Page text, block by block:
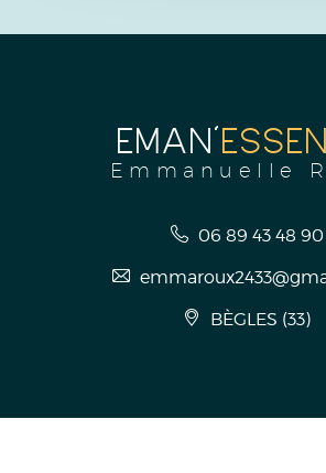
EMAN'
Emmanuelle
06 89 43 48 90
BÈGLES (33)